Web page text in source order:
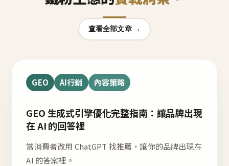
查看全部文章 →
GEO AI行銷 內容策略
GEO 生成式引擎優化完整指南：讓品牌出現
在 AI 的回答裡
當消費者改用 ChatGPT 找推薦，讓你的品牌出現在
AI 的答案裡。